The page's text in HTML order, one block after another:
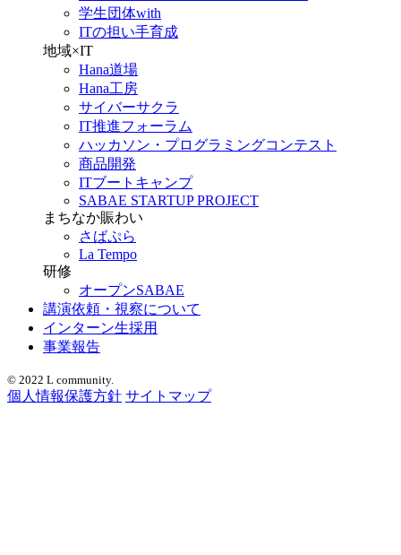
学生団体with
ITの担い手育成
地域×IT
Hana道場
Hana工房
サイバーサクラ
IT推進フォーラム
ハッカソン・プログラミングコンテスト
商品開発
ITブートキャンプ
SABAE STARTUP PROJECT
まちなか賑わい
さばぷら
La Tempo
研修
オープンSABAE
講演依頼・視察について
インターン生採用
事業報告
© 2022 L community.
個人情報保護方針 サイトマップ